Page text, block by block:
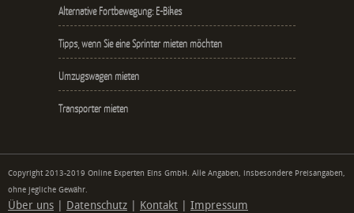
Alternative Fortbewegung: E-Bikes
Tipps, wenn Sie eine Sprinter mieten möchten
Umzugswagen mieten
Transporter mieten
Copyright 2013-2019 Online Experten Eins GmbH. Alle Angaben, insbesondere Preisangaben,
ohne jegliche Gewähr.
Über uns Datenschutz Kontakt Impressum